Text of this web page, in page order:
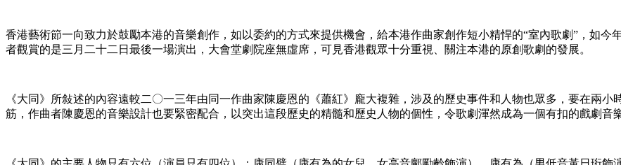
香港藝術節一向致力於鼓勵本港的音樂創作，如以委約的方式來提供機會，給本港作曲家創作短小精悍的“室內歌劇”，如
者觀賞的是三月二十二日最後一場演出，大會堂劇院座無虛席，可見香港觀眾十分重視、關注本港的原創歌劇的發展。
《大同》所敍述的內容遠較二〇一三年由同一作曲家陳慶恩的《蕭紅》龐大複雜，涉及的歷史事件和人物也眾多，要在兩
筋，作曲者陳慶恩的音樂設計也要緊密配合，以突出這段歷史的精髓和歷史人物的個性，令歌劇渾然成為一個有扣的戲劇音樂